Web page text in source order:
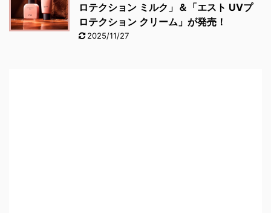
ロテクション ミルク」＆「エスト UVプ
ロテクション クリーム」が発売！
2025/11/27